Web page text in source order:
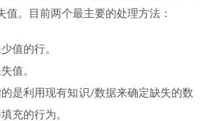
值。目前两个最主要的处理方法：
值的行。
值。
是利用现有知识/数据来确定缺失的数
充的行为。